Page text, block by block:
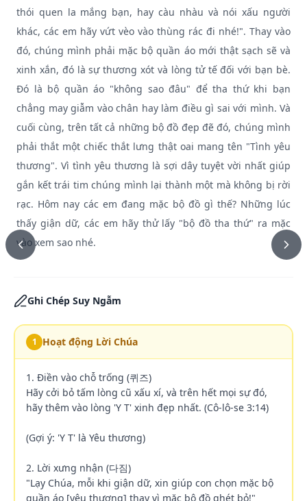
thói quen la mắng bạn, hay càu nhàu và nói xấu người
khác, các em hãy vứt vèo vào thùng rác đi nhé!". Thay vào
đó, chúng mình phải mặc bộ quần áo mới thật sạch sẽ và
xinh xắn, đó là sự thương xót và lòng tử tế đối với bạn bè.
Đó là bộ quần áo "không sao đâu" để tha thứ khi bạn
chẳng may giẫm vào chân hay làm điều gì sai với mình. Và
cuối cùng, trên tất cả những bộ đồ đẹp đẽ đó, chúng mình
phải thắt một chiếc thắt lưng thật oai mang tên "Tình yêu
thương". Vì tình yêu thương là sợi dây tuyệt vời nhất giúp
gắn kết trái tim chúng mình lại thành một mà không bị rời
rạc. Hôm nay các em đang mặc bộ đồ gì thế? Những lúc
thấy giận dữ, các em hãy thử lấy "bộ đồ tha thứ" ra mặc
vào xem sao nhé.
Ghi Chép Suy Ngẫm
1 Hoạt động Lời Chúa
1. Điền vào chỗ trống (퀴즈)
Hãy cởi bỏ tấm lòng cũ xấu xí, và trên hết mọi sự đó,
hãy thêm vào lòng 'Y T' xinh đẹp nhất. (Cô-lô-se 3:14)
(Gợi ý: 'Y T' là Yêu thương)
2. Lời xưng nhận (다짐)
"Lạy Chúa, mỗi khi giận dữ, xin giúp con chọn mặc bộ
quần áo [yêu thương] thay vì mặc bộ đồ ghét bỏ!"